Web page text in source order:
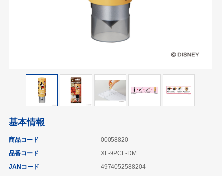
基本情報
商品コード
00058820
品番コード
XL-9PCL-DM
JANコード
4974052588204